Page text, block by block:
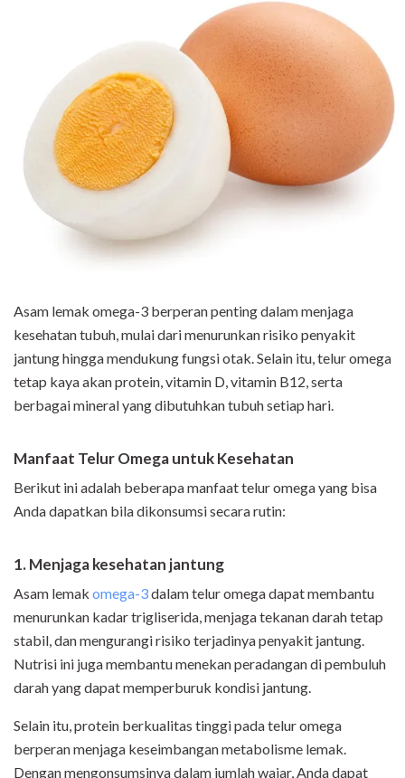
Asam lemak omega-3 berperan penting dalam menjaga
kesehatan tubuh, mulai dari menurunkan risiko penyakit
jantung hingga mendukung fungsi otak. Selain itu, telur omega
tetap kaya akan protein, vitamin D, vitamin B12, serta
berbagai mineral yang dibutuhkan tubuh setiap hari.
Manfaat Telur Omega untuk Kesehatan
Berikut ini adalah beberapa manfaat telur omega yang bisa
Anda dapatkan bila dikonsumsi secara rutin:
1. Menjaga kesehatan jantung
Asam lemak omega-3dalam telur omega dapat membantu
menurunkan kadar trigliserida, menjaga tekanan darah tetap
stabil, dan mengurangi risiko terjadinya penyakit jantung.
Nutrisi ini juga membantu menekan peradangan di pembuluh
darah yang dapat memperburuk kondisi jantung.
Selain itu, protein berkualitas tinggi pada telur omega
berperan menjaga keseimbangan metabolisme lemak.
Dengan mengonsumsinya dalam jumlah wajar, Anda dapat